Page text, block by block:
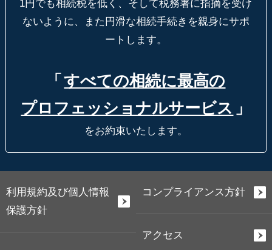
1円でも相続税を低く、そして税務署に指摘を受け
ないように、
また円滑な相続手続きを親身にサポ
ートします。
「 すべての相続に最高の
プロフェッショナルサービス 」
をお約束いたします。
利用規約及び個人情報
保護方針
コンプライアンス方針
アクセス